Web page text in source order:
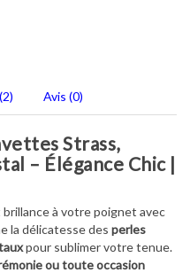
Avis (0)
Strass,
– Élégance Chic |
à votre poignet avec
la délicatesse des perles
pour sublimer votre tenue.
ou toute occasion